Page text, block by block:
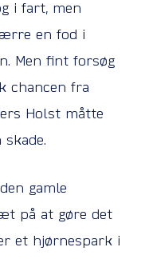
i fart, men
en fod i
Men fint forsøg
chancen fra
Holst måtte
gamle
på at gøre det
et hjørnespark i